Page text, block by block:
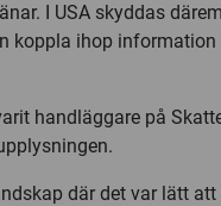
I USA skyddas
koppla ihop
handläggare på
där det var lätt att